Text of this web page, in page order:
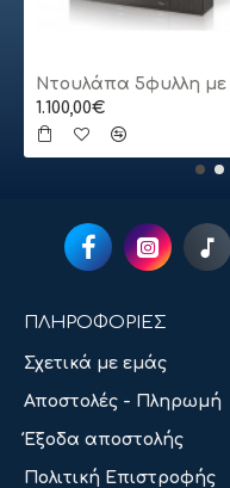
1.100,00€
ΠΛΗΡΟΦΟΡΙΕΣ
Σχετικά με εμάς
Αποστολές - Πληρωμή
Έξοδα αποστολής
Πολιτική Επιστροφής